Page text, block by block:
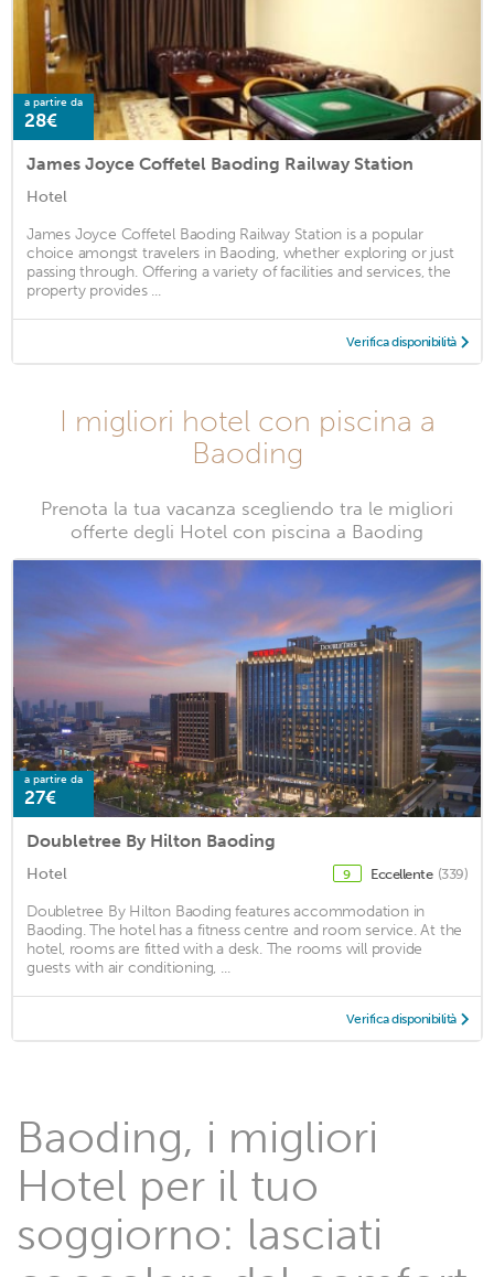
a partire da
28€
James Joyce Coffetel Baoding Railway Station
Hotel
James Joyce Coffetel Baoding Railway Station is a popular
choice amongst travelers in Baoding, whether exploring or just
passing through. Offering a variety of facilities and services, the
property provides ...
Verifica disponibilità
I migliori hotel con piscina a
Baoding
Prenota la tua vacanza scegliendo tra le migliori
offerte degli Hotel con piscina a Baoding
a partire da
27€
Doubletree By Hilton Baoding
Hotel 9 Eccellente (339)
Doubletree By Hilton Baoding features accommodation in
Baoding. The hotel has a fitness centre and room service. At the
hotel, rooms are fitted with a desk. The rooms will provide
guests with air conditioning, ...
Verifica disponibilità
Baoding, i migliori
Hotel per il tuo
soggiorno: lasciati